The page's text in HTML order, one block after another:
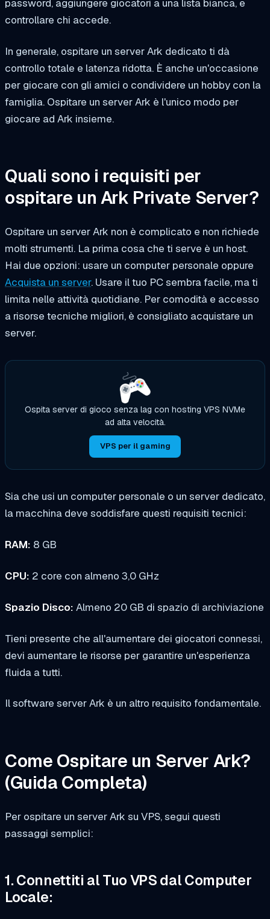
password, aggiungere giocatori a una lista bianca, e
controllare chi accede.
In generale, ospitare un server Ark dedicato ti dà
controllo totale e latenza ridotta. È anche un'occasione
per giocare con gli amici o condividere un hobby con la
famiglia. Ospitare un server Ark è l'unico modo per
giocare ad Ark insieme.
Quali sono i requisiti per
ospitare un Ark Private Server?
Ospitare un server Ark non è complicato e non richiede
molti strumenti. La prima cosa che ti serve è un host.
Hai due opzioni: usare un computer personale oppure
Acquista un server. Usare il tuo PC sembra facile, ma ti
limita nelle attività quotidiane. Per comodità e accesso
a risorse tecniche migliori, è consigliato acquistare un
server.
Ospita server di gioco senza lag con hosting VPS NVMe
ad alta velocità.
VPS per il gaming
Sia che usi un computer personale o un server dedicato,
la macchina deve soddisfare questi requisiti tecnici:
RAM: 8 GB
CPU: 2 core con almeno 3,0 GHz
Spazio Disco: Almeno 20 GB di spazio di archiviazione
Tieni presente che all'aumentare dei giocatori connessi,
devi aumentare le risorse per garantire un'esperienza
fluida a tutti.
Il software server Ark è un altro requisito fondamentale.
Come Ospitare un Server Ark?
(Guida Completa)
Per ospitare un server Ark su VPS, segui questi
passaggi semplici:
1. Connettiti al Tuo VPS dal Computer
Locale: